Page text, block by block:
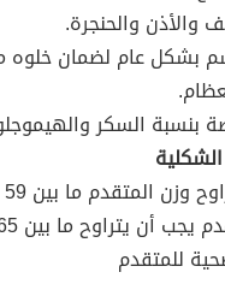
والأذن والحنجرة.
عام لضمان خلوه
السكر
ما بين 59 إلى 88 كجم كحد أقصى.
ما بين 165 إلى 188 سم كحد أقصى.
للمتقدم